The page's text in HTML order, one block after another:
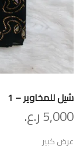
شيل للمخاوير – 1
5,000ر.ع.
عرض كبير